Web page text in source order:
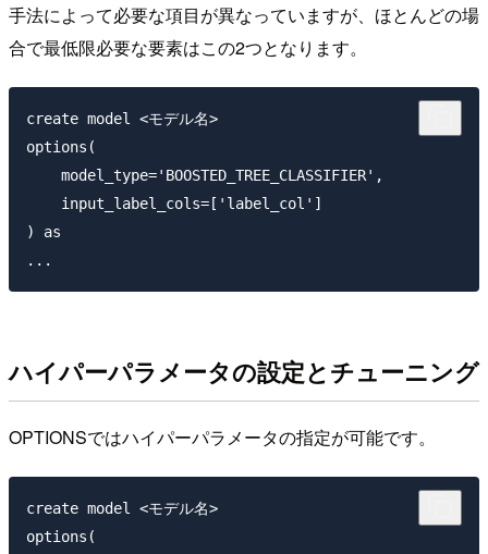
手法によって必要な項目が異なっていますが、ほとんどの場
合で最低限必要な要素はこの2つとなります。
create model <モデル名>
options(
    model_type='BOOSTED_TREE_CLASSIFIER',
    input_label_cols=['label_col']
) as
ハイパーパラメータの設定とチューニング
OPTIONSではハイパーパラメータの指定が可能です。
create model <モデル名>
options(